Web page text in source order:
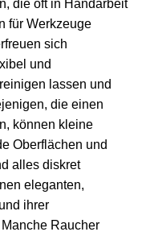
die oft in Handarbeit
für Werkzeuge
sich
und
lassen und
die einen
können kleine
Oberflächen und
alles diskret
eleganten,
ihrer
Raucher